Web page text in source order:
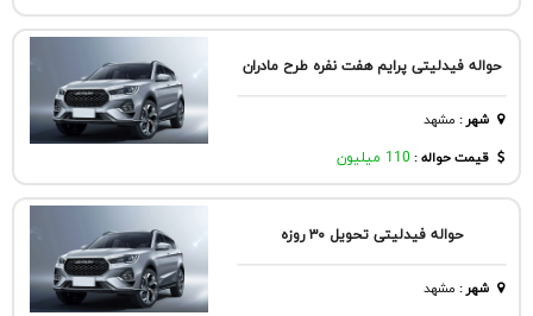
حواله فیدلیتی پرایم هفت نفره طرح مادران
شهر: مشهد
قیمت حواله : 110 میلیون
حواله فیدلیتی تحویل ۳۰ روزه
شهر: مشهد